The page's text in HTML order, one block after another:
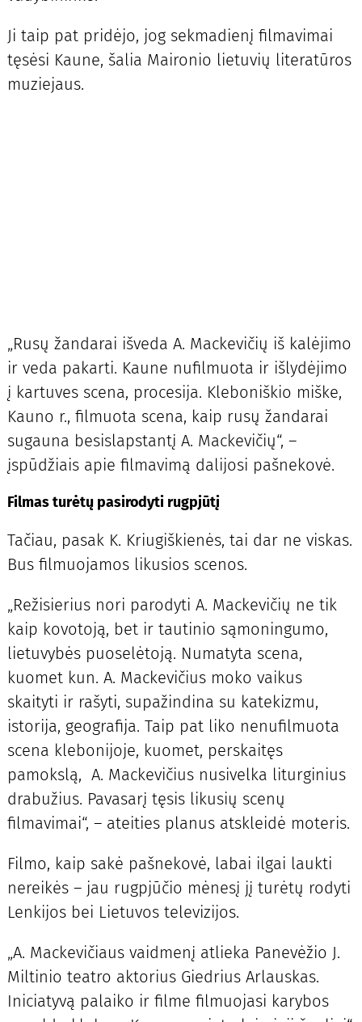
Ji taip pat pridėjo, jog sekmadienį filmavimai
tęsėsi Kaune, šalia Maironio lietuvių literatūros
muziejaus.
„Rusų žandarai išveda A. Mackevičių iš kalėjimo
ir veda pakarti. Kaune nufilmuota ir išlydėjimo
į kartuves scena, procesija. Kleboniškio miške,
Kauno r., filmuota scena, kaip rusų žandarai
sugauna besislapstantį A. Mackevičių“, –
įspūdžiais apie filmavimą dalijosi pašnekovė.
Filmas turėtų pasirodyti rugpjūtį
Tačiau, pasak K. Kriugiškienės, tai dar ne viskas.
Bus filmuojamos likusios scenos.
„Režisierius nori parodyti A. Mackevičių ne tik
kaip kovotoją, bet ir tautinio sąmoningumo,
lietuvybės puoselėtoją. Numatyta scena,
kuomet kun. A. Mackevičius moko vaikus
skaityti ir rašyti, supažindina su katekizmu,
istorija, geografija. Taip pat liko nenufilmuota
scena klebonijoje, kuomet, perskaitęs
pamokslą, A. Mackevičius nusivelka liturginius
drabužius. Pavasarį tęsis likusių scenų
filmavimai“, – ateities planus atskleidė moteris.
Filmo, kaip sakė pašnekovė, labai ilgai laukti
nereikės – jau rugpjūčio mėnesį jį turėtų rodyti
Lenkijos bei Lietuvos televizijos.
„A. Mackevičiaus vaidmenį atlieka Panevėžio J.
Miltinio teatro aktorius Giedrius Arlauskas.
Iniciatyvą palaiko ir filme filmuojasi karybos